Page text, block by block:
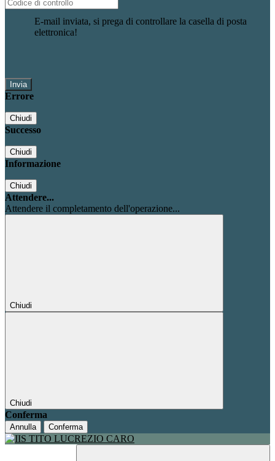
E-mail inviata, si prega di controllare la casella di posta
elettronica!
Errore
Chiudi
Successo
Chiudi
Informazione
Chiudi
Attendere...
Attendere il completamento dell'operazione...
Chiudi
Chiudi
Conferma
Annulla Conferma